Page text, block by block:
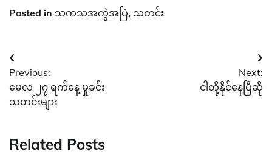
Posted in သကသအကွဲအပြဲ, သတင်း
Post
navigation
Previous:
မေလ ၂၇ ရက်နေ့ မှုခင်း
သတင်းများ
Next:
ငါတို့နိုင်နေပြီဆို
Related Posts